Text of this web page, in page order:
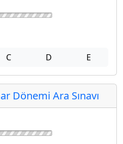
C D E
Dönemi Ara Sınavı